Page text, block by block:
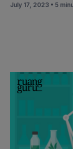
July 17, 2023 • 5